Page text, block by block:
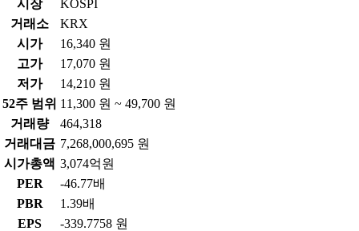
시장
KOSPI
거래소
KRX
시가
16,340 원
고가
17,070 원
저가
14,210 원
52주 범위 11,300 원 ~ 49,700 원
거래량
464,318
거래대금 7,268,000,695 원
시가총액 3,074억원
PER
-46.77배
PBR
1.39배
EPS
-339.7758 원